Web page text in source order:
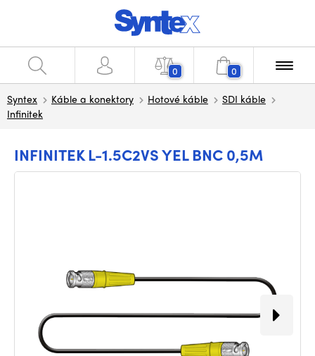
0 0
Syntex Káble a konektory Hotové káble
SDI káble
Infinitek
INFINITEK L-1.5C2VS YEL BNC 0,5M